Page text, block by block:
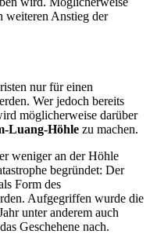
weiteren Anstieg der
nur für einen
Wer jedoch bereits
möglicherweise darüber
Luang-Höhle zu machen.
weniger an der Höhle
begründet: Der
Form des
Aufgegriffen wurde die
unter anderem auch
Geschehene nach.